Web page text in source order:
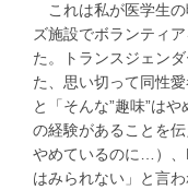
これは私が医学生の
ズ施設でボランティ
た。トランスジェン
た、思い切って同性
と「そんな”趣味”は
の経験があることを
やめているのに…）、
はみられない」と言